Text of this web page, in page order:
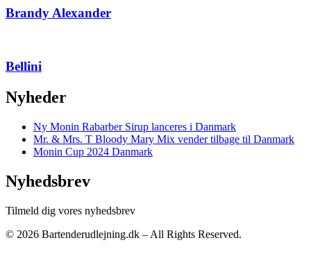
Brandy Alexander
Bellini
Nyheder
Ny Monin Rabarber Sirup lanceres i Danmark
Mr. & Mrs. T Bloody Mary Mix vender tilbage til Danmark
Monin Cup 2024 Danmark
Nyhedsbrev
Tilmeld dig vores nyhedsbrev
© 2026 Bartenderudlejning.dk – All Rights Reserved.